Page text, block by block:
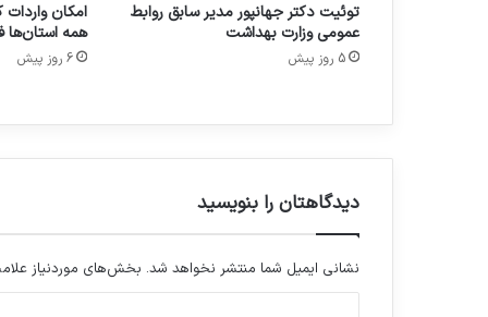
۲
۰
۲
توئیت دکتر جهانپور مدیر سابق روابط
عمومی وزارت بهداشت
5 روز پیش
امکان واردات
همه استان‌ها
6 روز پیش
دیدگاهتان را بنویسید
نشانی ایمیل شما منتشر نخواهد شد. بخش‌های موردنیاز